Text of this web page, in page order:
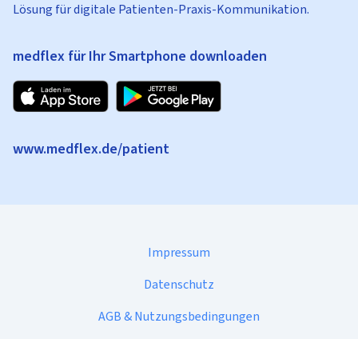
Lösung für digitale Patienten-Praxis-Kommunikation.
medflex für Ihr Smartphone downloaden
www.medflex.de/patient
Impressum
Datenschutz
AGB & Nutzungsbedingungen